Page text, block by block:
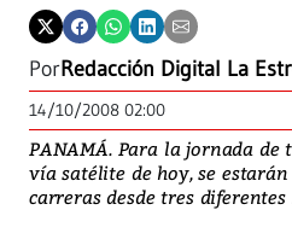
PorRedacción Digital La
14/10/2008 02:00
PANAMÁ. Para la jornada
vía satélite de hoy, se
carreras desde tres diferentes